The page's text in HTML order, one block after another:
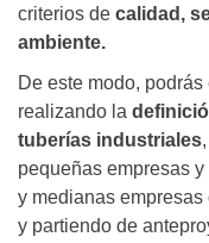
criterios de calidad,
ambiente.
De este modo,
realizando la
tuberías industriales
pequeñas empresas
y medianas
y partiendo de